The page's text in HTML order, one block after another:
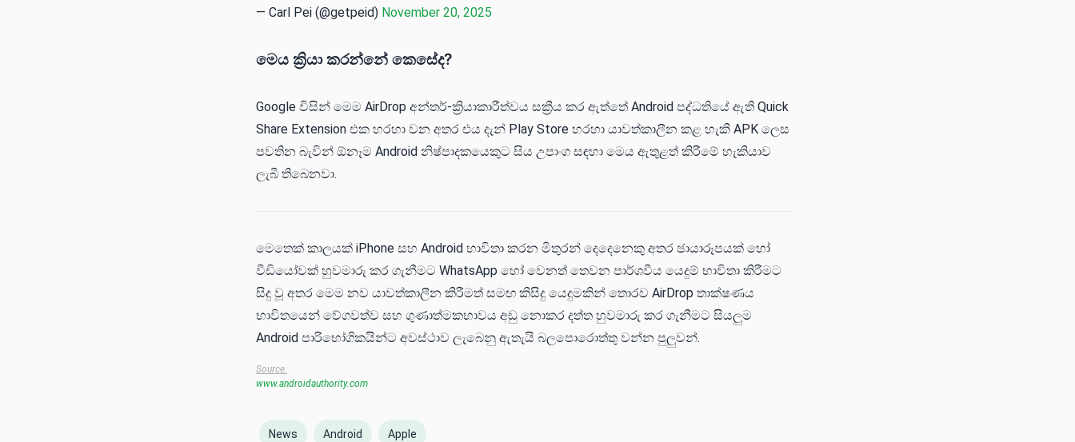
— Carl Pei (@getpeid) November 20, 2025
මෙය ක්‍රියා කරන්නේ කෙසේද?
Google විසින් මෙම AirDrop අන්තර්-ක්‍රියාකාරීත්වය සක්‍රීය කර ඇත්තේ Android පද්ධතියේ ඇති Quick
Share Extension එක හරහා වන අතර එය දැන් Play Store හරහා යාවත්කාලීන කළ හැකි APK ලෙස
පවතින බැවින් ඕනෑම Android නිෂ්පාදකයෙකුට සිය උපාංග සඳහා මෙය ඇතුළත් කිරීමේ හැකියාව
ලැබී තිබෙනවා.
මෙතෙක් කාලයක් iPhone සහ Android භාවිතා කරන මිතුරන් දෙදෙනෙකු අතර ඡායාරූපයක් හෝ
වීඩියෝවක් හුවමාරු කර ගැනීමට WhatsApp හෝ වෙනත් තෙවන පාර්ශවීය යෙදුම් භාවිතා කිරීමට
සිදු වූ අතර මෙම නව යාවත්කාලීන කිරීමත් සමඟ කිසිදු යෙදුමකින් තොරව AirDrop තාක්ෂණය
භාවිතයෙන් වේගවත්ව සහ ගුණාත්මකභාවය අඩු නොකර දත්ත හුවමාරු කර ගැනීමට සියලුම
Android පාරිභෝගිකයින්ට අවස්ථාව ලැබෙනු ඇතැයි බලපොරොත්තු වන්න පුලුවන්.
Source:
www.androidauthority.com
News Android Apple